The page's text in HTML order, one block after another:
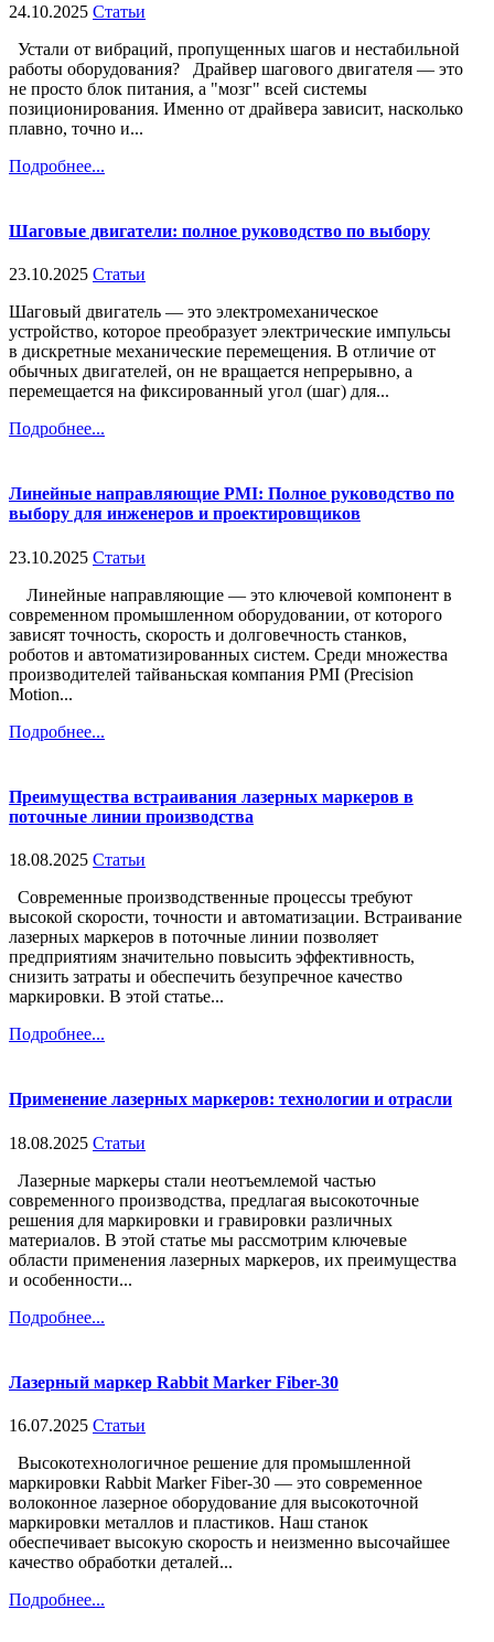
24.10.2025 Статьи
Устали от вибраций, пропущенных шагов и нестабильной
работы оборудования? Драйвер шагового двигателя — это
не просто блок питания, а "мозг" всей системы
позиционирования. Именно от драйвера зависит, насколько
плавно, точно и...
Подробнее...
Шаговые двигатели: полное руководство по выбору
23.10.2025 Статьи
Шаговый двигатель — это электромеханическое
устройство, которое преобразует электрические импульсы
в дискретные механические перемещения. В отличие от
обычных двигателей, он не вращается непрерывно, а
перемещается на фиксированный угол (шаг) для...
Подробнее...
Линейные направляющие PMI: Полное руководство по
выбору для инженеров и проектировщиков
23.10.2025 Статьи
Линейные направляющие — это ключевой компонент в
современном промышленном оборудовании, от которого
зависят точность, скорость и долговечность станков,
роботов и автоматизированных систем. Среди множества
производителей тайваньская компания PMI (Precision
Motion...
Подробнее...
Преимущества встраивания лазерных маркеров в
поточные линии производства
18.08.2025 Статьи
Современные производственные процессы требуют
высокой скорости, точности и автоматизации. Встраивание
лазерных маркеров в поточные линии позволяет
предприятиям значительно повысить эффективность,
снизить затраты и обеспечить безупречное качество
маркировки. В этой статье...
Подробнее...
Применение лазерных маркеров: технологии и отрасли
18.08.2025 Статьи
Лазерные маркеры стали неотъемлемой частью
современного производства, предлагая высокоточные
решения для маркировки и гравировки различных
материалов. В этой статье мы рассмотрим ключевые
области применения лазерных маркеров, их преимущества
и особенности...
Подробнее...
Лазерный маркер Rabbit Marker Fiber-30
16.07.2025 Статьи
Высокотехнологичное решение для промышленной
маркировки Rabbit Marker Fiber-30 — это современное
волоконное лазерное оборудование для высокоточной
маркировки металлов и пластиков. Наш станок
обеспечивает высокую скорость и неизменно высочайшее
качество обработки деталей...
Подробнее...